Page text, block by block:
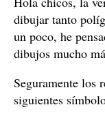
dibujar tanto
un poco, he
dibujos mucho
Seguramente los
siguientes